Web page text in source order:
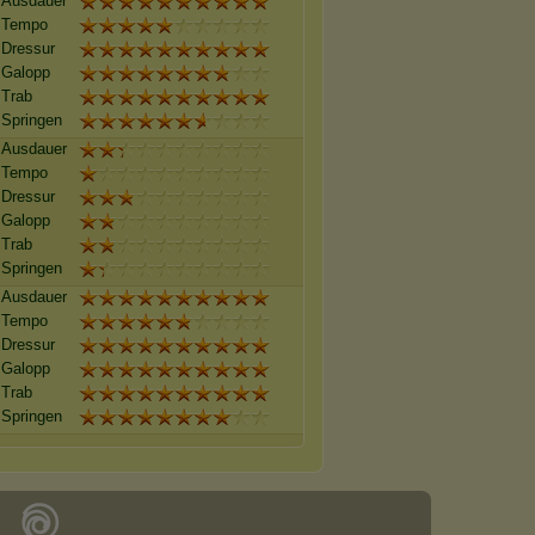
Tempo
Dressur
Galopp
Trab
Springen
Ausdauer
Tempo
Dressur
Galopp
Trab
Springen
Ausdauer
Tempo
Dressur
Galopp
Trab
Springen